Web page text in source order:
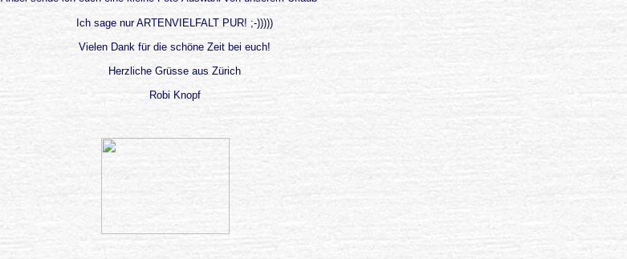
Ich sage nur ARTENVIELFALT PUR! ;-)))))
Vielen Dank für die schöne Zeit bei euch!
Herzliche Grüsse aus Zürich
Robi Knopf